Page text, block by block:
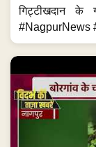
गिट्टीखदान
#NagpurNews